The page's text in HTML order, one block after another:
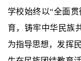
学校始终以“全面
育，铸牢中华民族
为指导思想，发挥